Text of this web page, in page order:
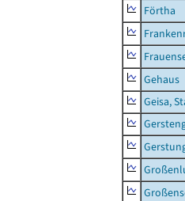
Förtha
Gehaus
Geisa,